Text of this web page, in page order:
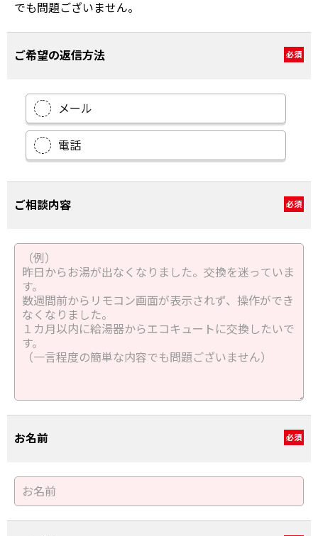
でも問題ございません。
ご希望の返信方法 必須
メール
電話
ご相談内容 必須
お名前 必須